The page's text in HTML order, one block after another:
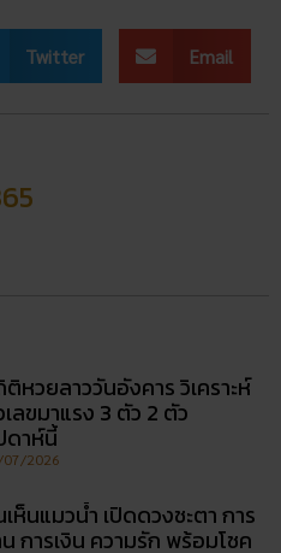
Twitter Email
หวยลาววันอังคาร วิเคราะห์
ลขมาแรง 3 ตัว 2 ตัว
ดาห์นี้
07/2026
ห็นแมวน้ำ เปิดดวงชะตา การ
การเงิน ความรัก พร้อมโชค